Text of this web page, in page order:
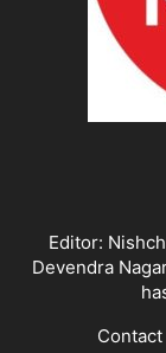
Editor:
Devendra
Contact